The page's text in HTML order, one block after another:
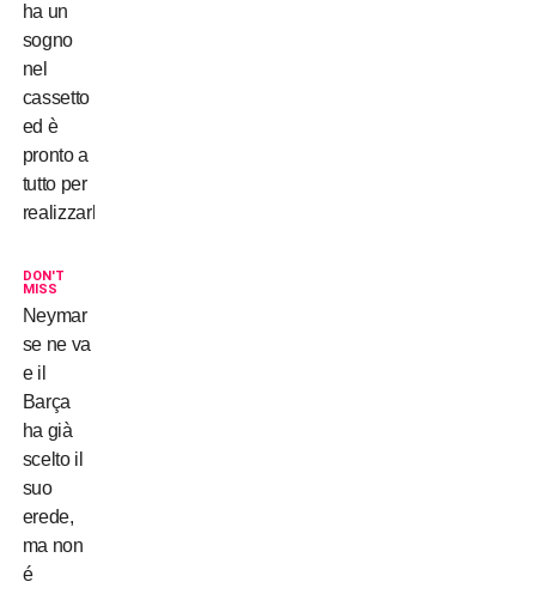
ha un
sogno
nel
cassetto
ed è
pronto a
tutto per
realizzarlo…
DON'T
MISS
Neymar
se ne va
e il
Barça
ha già
scelto il
suo
erede,
ma non
é